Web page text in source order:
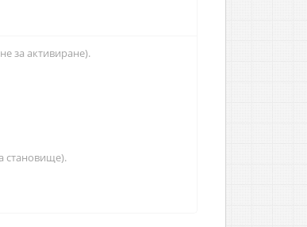
за активиране).
становище).